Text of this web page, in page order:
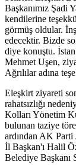
Başkanımız Şadi
kendilerine
görmüş oldular.
edecektir. Bizde
diye konuştu.
Mehmet Uşen,
Ağrılılar adına
Eleşkirt ziyareti
rahatsızlığı
Kolları Yönetim
bulunan taziye
ardından AK Parti
İl Başkan'ı Halil
Belediye Başkanı